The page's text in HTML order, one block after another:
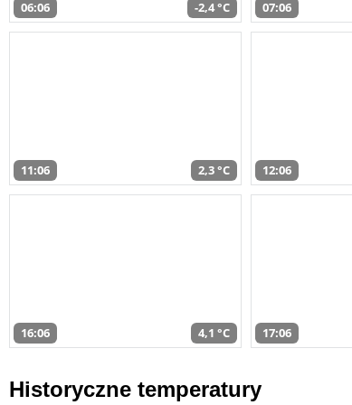
06:06 -2,4 °C 07:06
11:06 2,3 °C 12:06
16:06 4,1 °C 17:06
Historyczne temperatury